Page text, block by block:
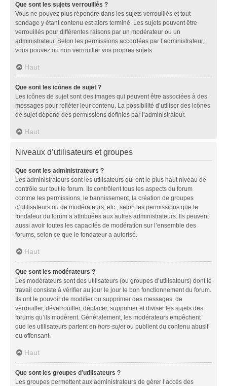
Que sont les sujets verrouillés ?
Vous ne pouvez plus répondre dans les sujets verrouillés et tout
sondage y étant contenu est alors terminé. Les sujets peuvent être
verrouillés pour différentes raisons par un modérateur ou un
administrateur. Selon les permissions accordées par l’administrateur,
vous pouvez ou non verrouiller vos propres sujets.
Haut
Que sont les icônes de sujet ?
Les icônes de sujet sont des images qui peuvent être associées à des
messages pour refléter leur contenu. La possibilité d’utiliser des icônes
de sujet dépend des permissions définies par l’administrateur.
Haut
Niveaux d’utilisateurs et groupes
Que sont les administrateurs ?
Les administrateurs sont les utilisateurs qui ont le plus haut niveau de
contrôle sur tout le forum. Ils contrôlent tous les aspects du forum
comme les permissions, le bannissement, la création de groupes
d’utilisateurs ou de modérateurs, etc., selon les permissions que le
fondateur du forum a attribuées aux autres administrateurs. Ils peuvent
aussi avoir toutes les capacités de modération sur l’ensemble des
forums, selon ce que le fondateur a autorisé.
Haut
Que sont les modérateurs ?
Les modérateurs sont des utilisateurs (ou groupes d’utilisateurs) dont le
travail consiste à vérifier au jour le jour le bon fonctionnement du forum.
Ils ont le pouvoir de modifier ou supprimer des messages, de
verrouiller, déverrouiller, déplacer, supprimer et diviser les sujets des
forums qu’ils modèrent. Généralement, les modérateurs empêchent
que les utilisateurs partent en hors-sujetou publient du contenu abusif
ou offensant.
Haut
Que sont les groupes d’utilisateurs ?
Les groupes permettent aux administrateurs de gérer l’accès des